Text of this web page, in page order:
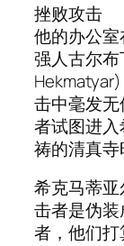
挫败攻击
他的办公
强人古尔布
击中毫发
者试图进
祷的清真寺
希克马蒂
击者是伪
者，他们打